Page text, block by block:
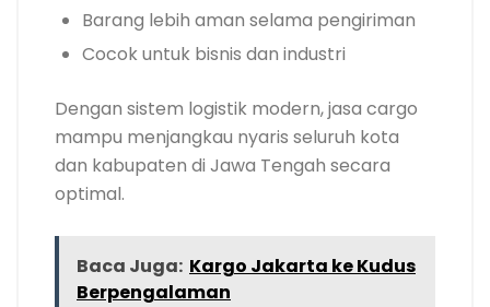
Barang lebih aman selama pengiriman
Cocok untuk bisnis dan industri
Dengan sistem logistik modern, jasa cargo
mampu menjangkau nyaris seluruh kota
dan kabupaten di Jawa Tengah secara
optimal.
Baca Juga: Kargo Jakarta ke Kudus
Berpengalaman